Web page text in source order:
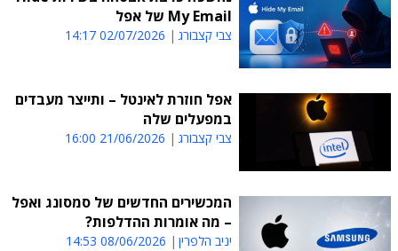
My Email של אפל
צבי קצבורג 02/07/2026 14:17
אפל חוזרת לאינטל – ותייצר מעבדים
במפעלים שלה
צבי קצבורג 21/06/2026 16:00
המכשירים החדשים של סמסונג ואפל
– מה אומרות ההדלפות?
יניב הלפרין 08/06/2026 14:53